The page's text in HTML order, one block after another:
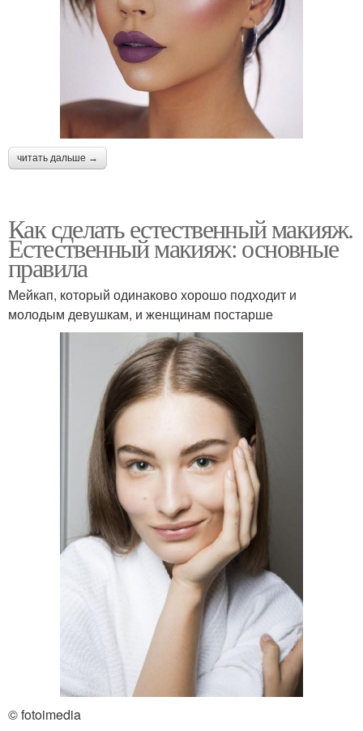
читать дальше →
Как сделать естественный макияж.
Естественный макияж: основные
правила
Мейкап, который одинаково хорошо подходит и
молодым девушкам, и женщинам постарше
© fotoimedia